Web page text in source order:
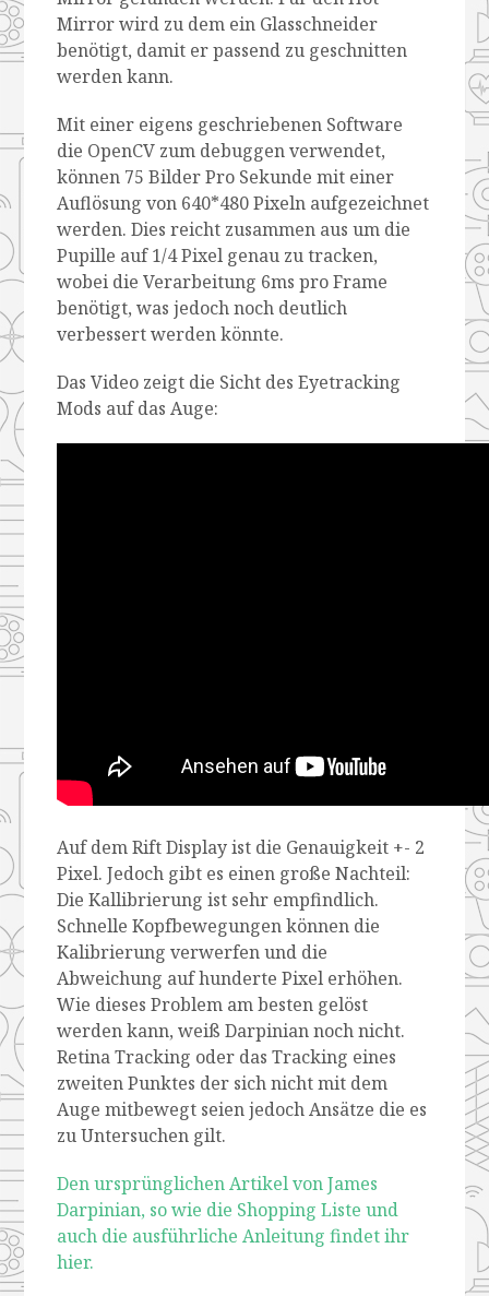
Mirror wird zu dem ein Glasschneider
benötigt, damit er passend zu geschnitten
werden kann.
Mit einer eigens geschriebenen Software
die OpenCV zum debuggen verwendet,
können 75 Bilder Pro Sekunde mit einer
Auflösung von 640*480 Pixeln aufgezeichnet
werden. Dies reicht zusammen aus um die
Pupille auf 1/4 Pixel genau zu tracken,
wobei die Verarbeitung 6ms pro Frame
benötigt, was jedoch noch deutlich
verbessert werden könnte.
Das Video zeigt die Sicht des Eyetracking
Mods auf das Auge:
Auf dem Rift Display ist die Genauigkeit +- 2
Pixel. Jedoch gibt es einen große Nachteil:
Die Kallibrierung ist sehr empfindlich.
Schnelle Kopfbewegungen können die
Kalibrierung verwerfen und die
Abweichung auf hunderte Pixel erhöhen.
Wie dieses Problem am besten gelöst
werden kann, weiß Darpinian noch nicht.
Retina Tracking oder das Tracking eines
zweiten Punktes der sich nicht mit dem
Auge mitbewegt seien jedoch Ansätze die es
zu Untersuchen gilt.
Den ursprünglichen Artikel von James
Darpinian, so wie die Shopping Liste und
auch die ausführliche Anleitung findet ihr
hier.